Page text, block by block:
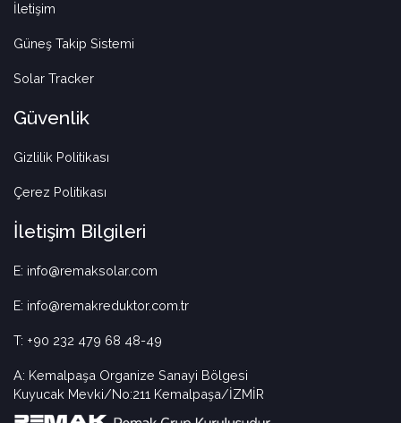
İletişim
Güneş Takip Sistemi
Solar Tracker
Güvenlik
Gizlilik Politikası
Çerez Politikası
İletişim Bilgileri
E: info@remaksolar.com
E: info@remakreduktor.com.tr
T: +90 232 479 68 48-49
A: Kemalpaşa Organize Sanayi Bölgesi
Kuyucak Mevki/No:211 Kemalpaşa/İZMİR